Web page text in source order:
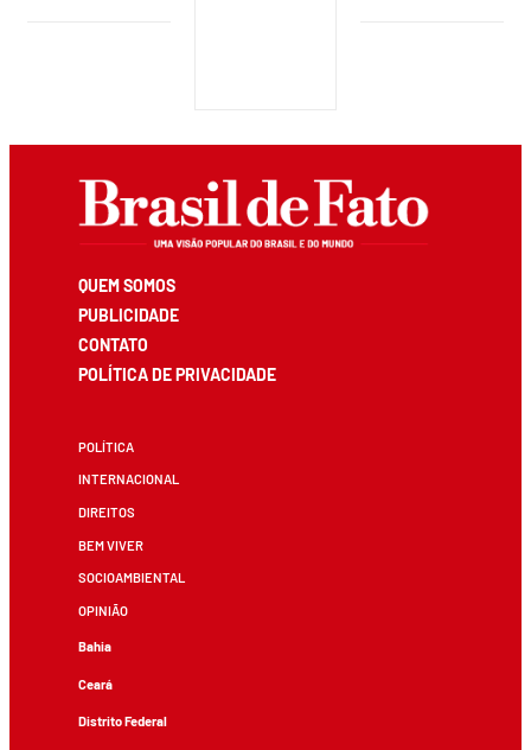
QUEM SOMOS
PUBLICIDADE
CONTATO
POLÍTICA DE PRIVACIDADE
POLÍTICA
INTERNACIONAL
DIREITOS
BEM VIVER
SOCIOAMBIENTAL
OPINIÃO
Bahia
Ceará
Distrito Federal